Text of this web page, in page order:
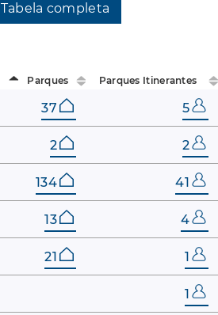
Tabela completa
Parques Parques Itinerantes
37 5
2 2
134 41
13 4
21 1
1